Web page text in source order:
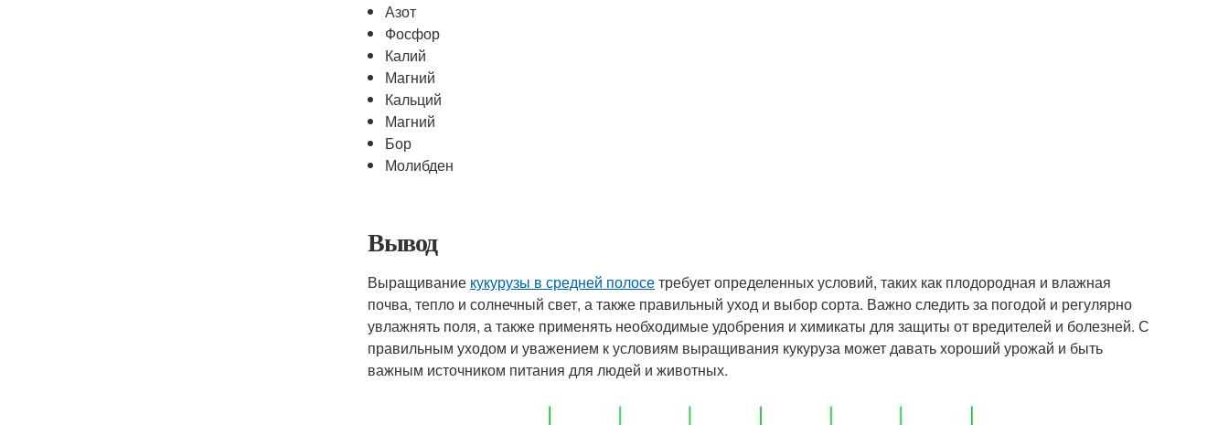
Азот
Фосфор
Калий
Магний
Кальций
Магний
Бор
Молибден
Вывод
Выращивание кукурузы в средней полосетребует определенных условий, таких как плодородная и влажная
почва, тепло и солнечный свет, а также правильный уход и выбор сорта. Важно следить за погодой и регулярно
увлажнять поля, а также применять необходимые удобрения и химикаты для защиты от вредителей и болезней. С
правильным уходом и уважением к условиям выращивания кукуруза может давать хороший урожай и быть
важным источником питания для людей и животных.